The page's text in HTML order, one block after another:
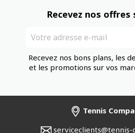
Recevez nos offres
Recevez nos bons plans, les
et les promotions sur vos
Tennis